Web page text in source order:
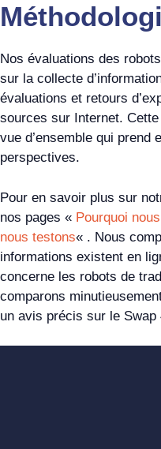
Nos évaluations des
sur la collecte
évaluations et retours
sources sur Internet. Cette
vue d’ensemble qui prend
perspectives.
Pour en savoir plus sur
nos pages « Pourquoi
nous testons« . Nous
informations existent en
concerne les robots de
comparons
un avis précis sur le Swap